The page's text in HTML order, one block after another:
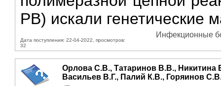
РВ) искали генетические
Дата поступления: 22-04-2022, просмотров:
32
Инфекционные
Орлова С.В., Татаринов В.В.,
Васильев В.Г., Палий К.В., Горяинов